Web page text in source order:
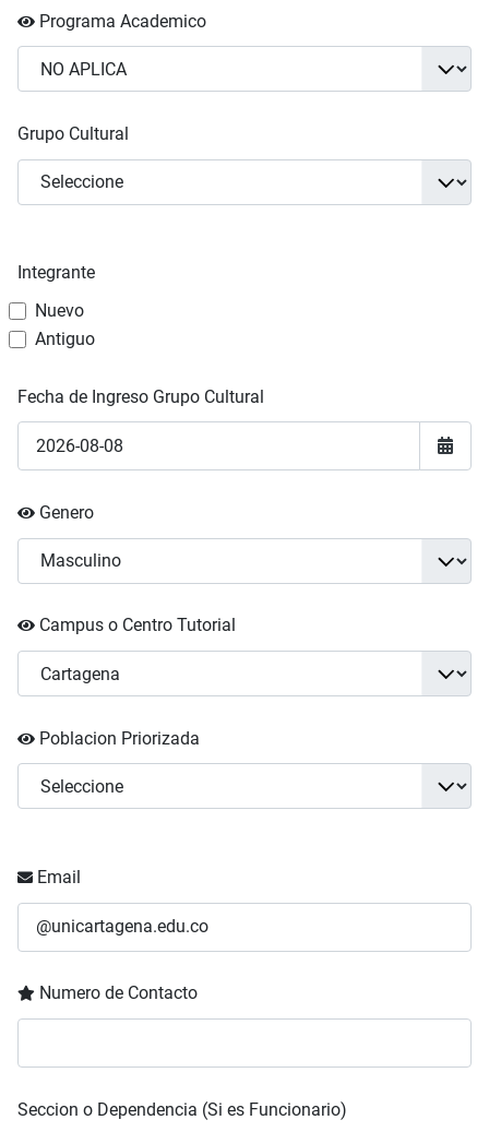
Programa Academico
Grupo Cultural
Integrante
Nuevo
Antiguo
Fecha de Ingreso Grupo Cultural
Genero
Campus o Centro Tutorial
Poblacion Priorizada
Email
Numero de Contacto
Seccion o Dependencia (Si es Funcionario)